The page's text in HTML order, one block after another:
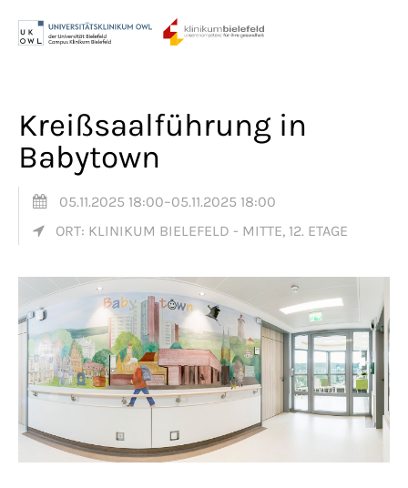
Anmelden
Register| Lost your password?
Support
Kreißsaalführung in
Babytown
05.11.2025 18:00–05.11.2025 18:00
ORT: KLINIKUM BIELEFELD - MITTE, 12. ETAGE